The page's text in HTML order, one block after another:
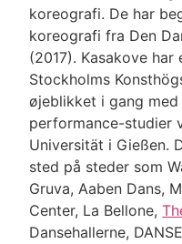
koreografi. De har
koreografi fra Den
(2017). Kasakove
Stockholms
øjeblikket i gang
performance-studier
Universität i Gießen.
sted på steder som
Gruva, Aaben Dans,
Center, La Bellone,
Dansehallerne,